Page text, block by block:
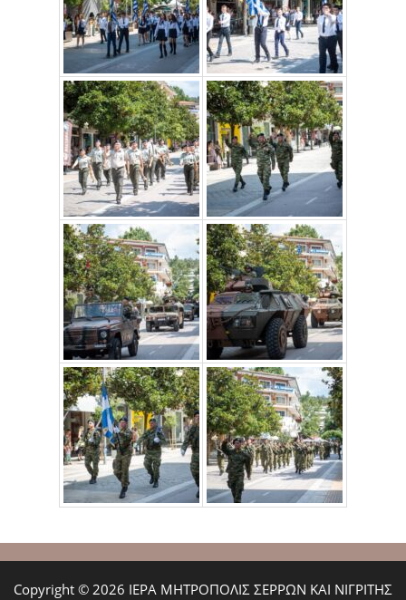
Copyright © 2026 ΙΕΡΑ ΜΗΤΡΟΠΟΛΙΣ ΣΕΡΡΩΝ ΚΑΙ ΝΙΓΡΙΤΗΣ